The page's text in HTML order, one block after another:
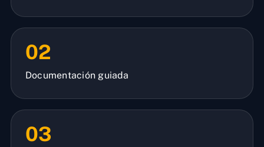
02
Documentación guiada
03